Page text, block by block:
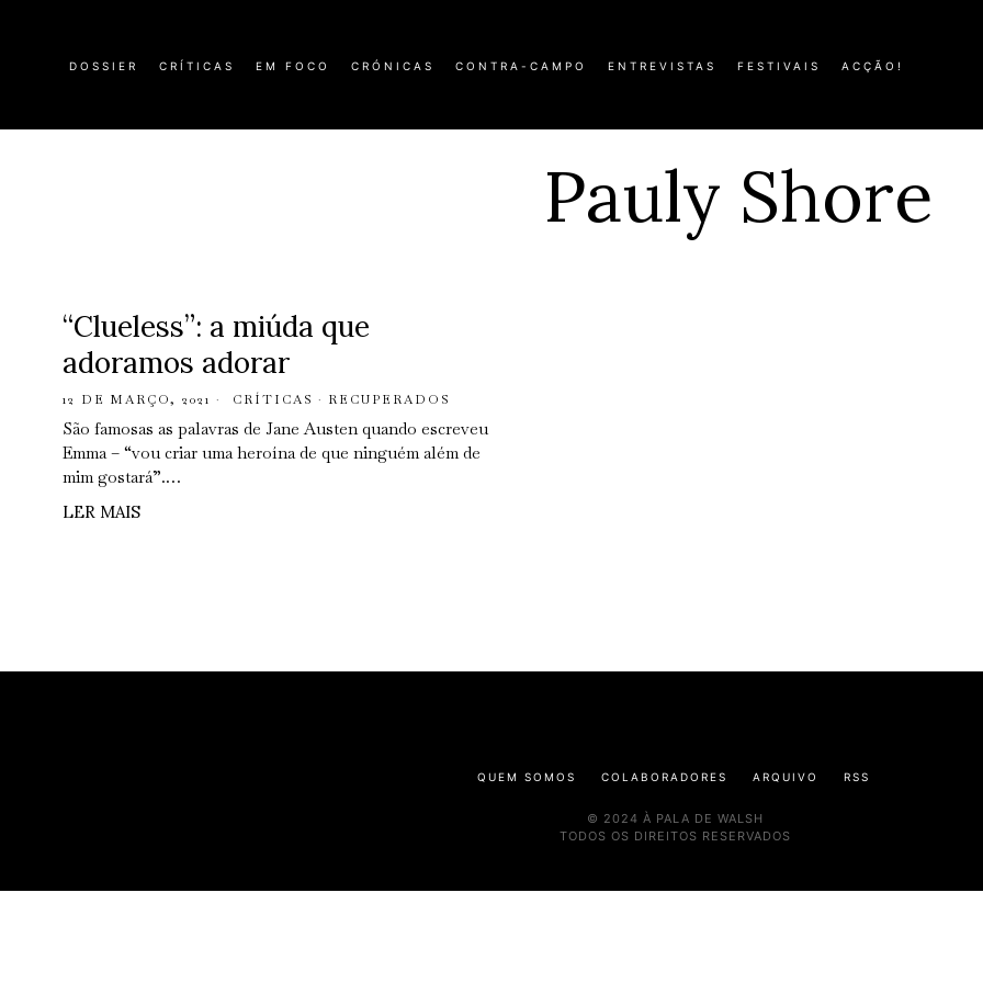
DOSSIER CRÍTICAS EM FOCO CRÓNICAS CONTRA-CAMPO ENTREVISTAS FESTIVAIS ACÇÃO!
Pauly Shore
“Clueless”: a miúda que
adoramos adorar
12 DE MARÇO, 2021 CRÍTICAS · RECUPERADOS
São famosas as palavras de Jane Austen quando escreveu
Emma – “vou criar uma heroína de que ninguém além de
mim gostará”.…
LER MAIS
QUEM SOMOS COLABORADORES ARQUIVO RSS
© 2024 À PALA DE WALSH
TODOS OS DIREITOS RESERVADOS